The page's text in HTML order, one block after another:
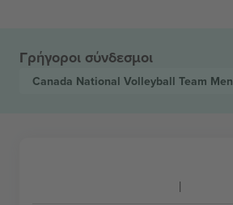
Γρήγοροι σύνδεσμοι
Canada National Volleyball Team Men